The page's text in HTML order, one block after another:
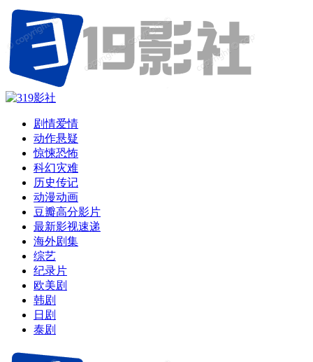
剧情爱情
动作悬疑
惊悚恐怖
科幻灾难
历史传记
动漫动画
豆瓣高分影片
最新影视速递
海外剧集
综艺
纪录片
欧美剧
韩剧
日剧
泰剧